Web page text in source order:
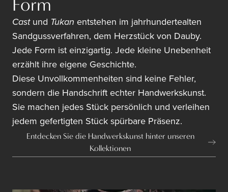
Form
Castund Tukan entstehen im jahrhundertealten
Sandgussverfahren, dem Herzstück von Dauby.
Jede Form ist einzigartig. Jede kleine Unebenheit
erzählt ihre eigene Geschichte.
Diese Unvollkommenheiten sind keine Fehler,
sondern die Handschrift echter Handwerkskunst.
Sie machen jedes Stück persönlich und verleihen
jedem gefertigten Stück spürbare Präsenz.
Entdecken Sie die Handwerkskunst hinter unseren
Kollektionen